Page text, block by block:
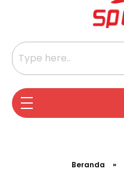
Beranda »